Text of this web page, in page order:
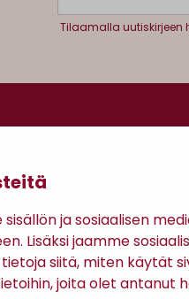
ja sosiaalisen
Lisäksi jaamme
siitä, miten käytät
joita olet antanut
Tilaamalla uutiskirjeen